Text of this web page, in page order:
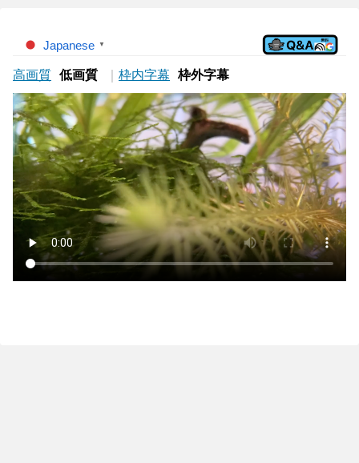
Japanese ▼
高画質 低画質 枠内字幕 枠外字幕